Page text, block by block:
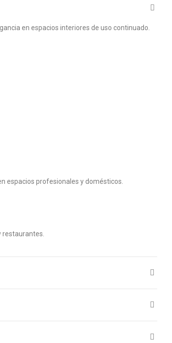
en espacios interiores de uso continuado.
espacios profesionales y domésticos.